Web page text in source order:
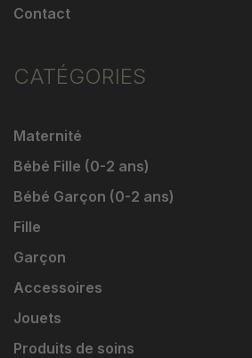
Contact
CATÉGORIES
Maternité
Bébé Fille (0-2 ans)
Bébé Garçon (0-2 ans)
Fille
Garçon
Accessoires
Jouets
Produits de soins